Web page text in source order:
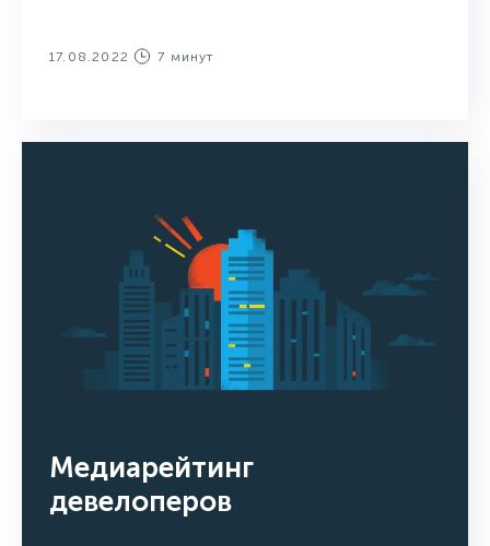
17.08.2022 7 минут
Медиарейтинг
девелоперов